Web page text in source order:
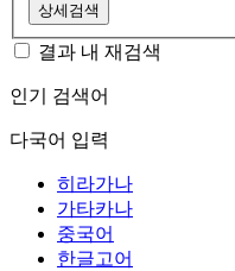
상세검색
결과 내 재검색
인기 검색어
다국어 입력
히라가나
가타카나
중국어
한글고어